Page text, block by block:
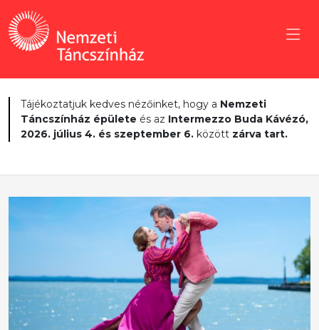
Tájékoztatjuk kedves nézőinket, hogy a Nemzeti
Táncszínház épülete és az Intermezzo Buda Kávézó,
2026. július 4. és szeptember 6. között zárva tart.